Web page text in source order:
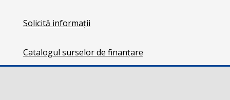
Solicită informații
Catalogul surselor de finanțare